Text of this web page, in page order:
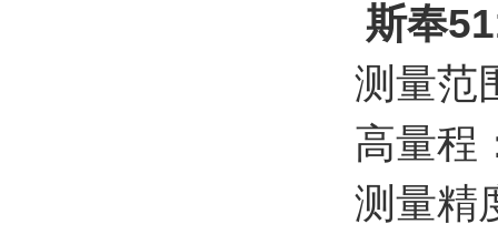
斯奉
测量范
高量程
测量精